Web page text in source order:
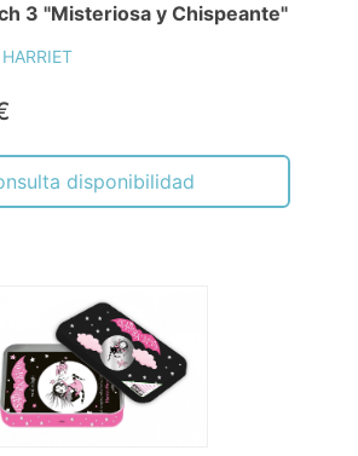
3 "Misteriosa y Chispeante"
disponibilidad